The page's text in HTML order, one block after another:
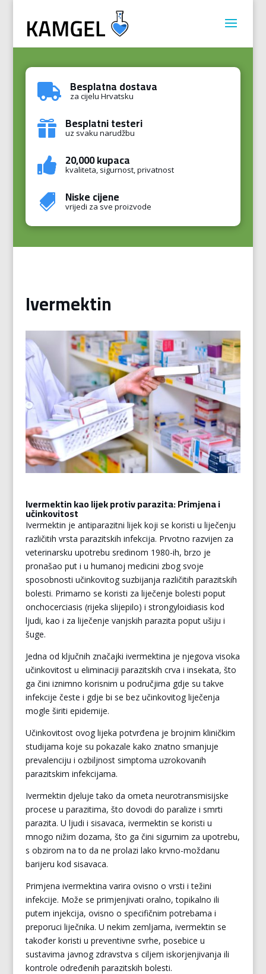
 Besplatna dostava
za cijelu Hrvatsku
 Besplatni testeri
uz svaku narudžbu
 20,000 kupaca
kvaliteta, sigurnost, privatnost
 Niske cijene
vrijedi za sve proizvode
Ivermektin
Ivermektin kao lijek protiv parazita: Primjena i
učinkovitost
Ivermektin je antiparazitni lijek koji se koristi u liječenju
različitih vrsta parazitskih infekcija. Prvotno razvijen za
veterinarsku upotrebu sredinom 1980-ih, brzo je
pronašao put i u humanoj medicini zbog svoje
sposobnosti učinkovitog suzbijanja različitih parazitskih
bolesti. Primarno se koristi za liječenje bolesti poput
onchocerciasis (rijeka slijepilo) i strongyloidiasis kod
ljudi, kao i za liječenje vanjskih parazita poput ušiju i
šuge.
Jedna od ključnih značajki ivermektina je njegova visoka
učinkovitost u eliminaciji parazitskih crva i insekata, što
ga čini iznimno korisnim u područjima gdje su takve
infekcije česte i gdje bi se bez učinkovitog liječenja
mogle širiti epidemije.
Učinkovitost ovog lijeka potvrđena je brojnim kliničkim
studijama koje su pokazale kako znatno smanjuje
prevalenciju i ozbiljnost simptoma uzrokovanih
parazitskim infekcijama.
Ivermektin djeluje tako da ometa neurotransmisijske
procese u parazitima, što dovodi do paralize i smrti
parazita. U ljudi i sisavaca, ivermektin se koristi u
mnogo nižim dozama, što ga čini sigurnim za upotrebu,
s obzirom na to da ne prolazi lako krvno-moždanu
barijeru kod sisavaca.
Primjena ivermektina varira ovisno o vrsti i težini
infekcije. Može se primjenjivati oralno, topikalno ili
putem injekcija, ovisno o specifičnim potrebama i
preporuci liječnika. U nekim zemljama, ivermektin se
također koristi u preventivne svrhe, posebice u
sustavima javnog zdravstva s ciljem iskorjenjivanja ili
kontrole određenih parazitskih bolesti.